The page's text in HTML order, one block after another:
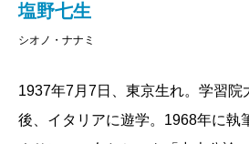
塩野七生
シオノ・ナナミ
1937年7月7日、東京生れ。学習院
後、イタリアに遊学。1968年に執